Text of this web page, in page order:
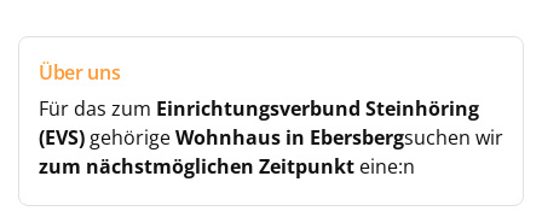
Über uns
Für das zum Einrichtungsverbund Steinhöring
(EVS) gehörigeWohnhaus in Ebersbergsuchen wir
zum nächstmöglichen Zeitpunkt eine:n